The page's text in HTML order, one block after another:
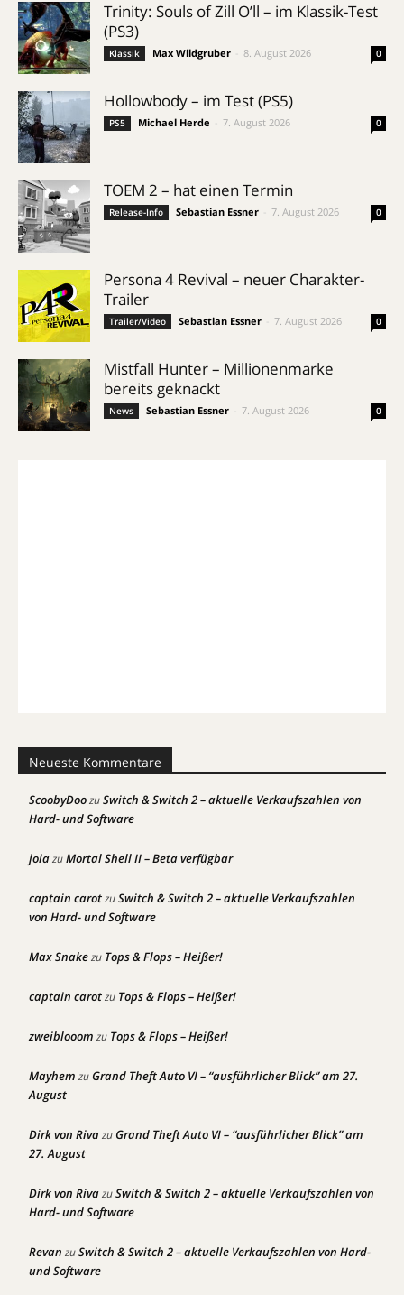
Trinity: Souls of Zill O’ll – im Klassik-Test
(PS3)
Klassik Max Wildgruber 8. August 2026 0
Hollowbody – im Test (PS5)
PS5 Michael Herde 7. August 2026 0
TOEM 2 – hat einen Termin
Release-Info Sebastian Essner 7. August 2026 0
Persona 4 Revival – neuer Charakter-
Trailer
Trailer/Video Sebastian Essner 7. August 2026 0
Mistfall Hunter – Millionenmarke
bereits geknackt
News Sebastian Essner 7. August 2026 0
Neueste Kommentare
ScoobyDoozuSwitch & Switch 2 – aktuelle Verkaufszahlen von
Hard- und Software
joiazuMortal Shell II – Beta verfügbar
captain carotzuSwitch & Switch 2 – aktuelle Verkaufszahlen
von Hard- und Software
Max Snakezu Tops & Flops – Heißer!
captain carotzu Tops & Flops – Heißer!
zweiblooom zu Tops & Flops – Heißer!
Mayhem zuGrand Theft Auto VI – “ausführlicher Blick” am 27.
August
Dirk von RivazuGrand Theft Auto VI – “ausführlicher Blick” am
27. August
Dirk von RivazuSwitch & Switch 2 – aktuelle Verkaufszahlen von
Hard- und Software
Revan zuSwitch & Switch 2 – aktuelle Verkaufszahlen von Hard-
und Software